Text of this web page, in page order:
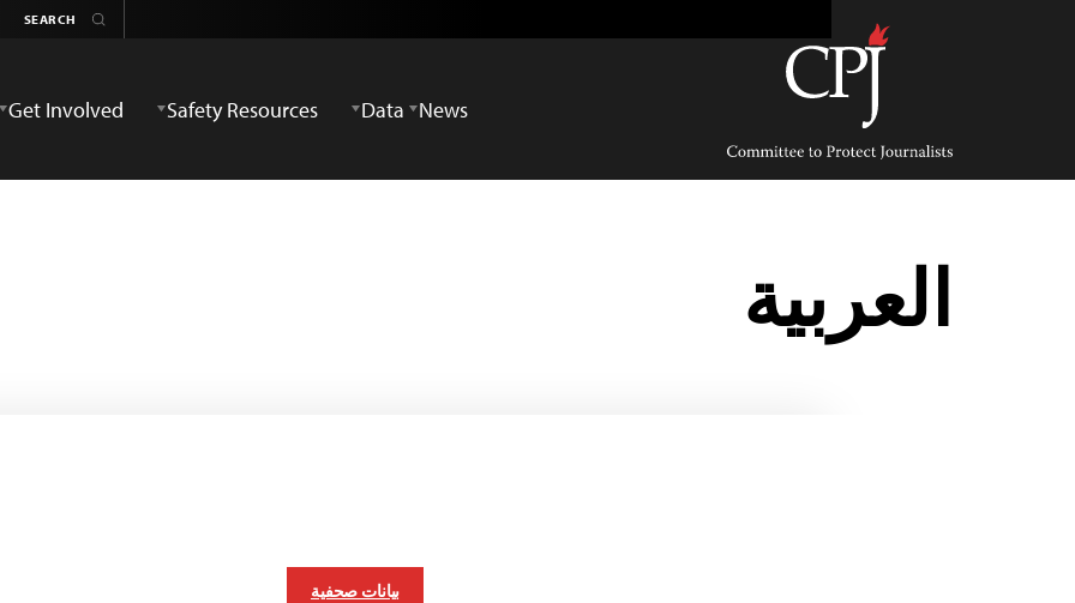
Committee
Protect
Journalists
News
Data
Safety Resources
Get Involved
العربية
بيانات صحفية